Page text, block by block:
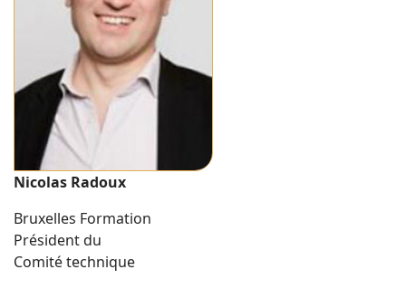
Nicolas Radoux
Bruxelles Formation
Président du
Comité technique